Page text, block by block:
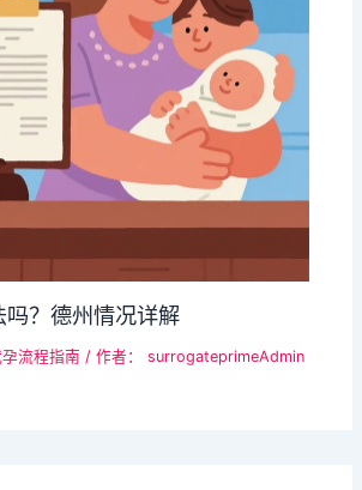
吗？德州情况详解
流程指南 / 作者： surrogateprimeAdmin